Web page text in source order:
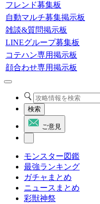
フレンド募集板
自動マルチ募集掲示板
雑談&質問掲示板
LINEグループ募集板
コテハン専用掲示板
顔合わせ専用掲示板
検索
ご意見
モンスター図鑑
最強ランキング
ガチャまとめ
ニュースまとめ
彩獣神祭